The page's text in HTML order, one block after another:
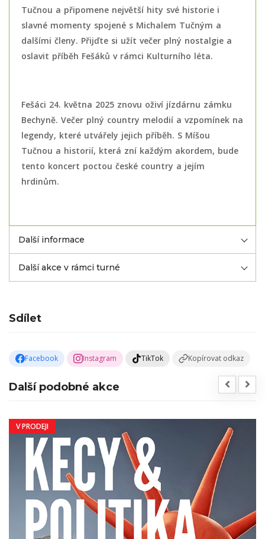
Tučnou a připomene největší hity své historie i
slavné momenty spojené s Michalem Tučným a
dalšími členy. Přijďte si užít večer plný nostalgie a
oslavit příběh Fešáků v rámci Kulturního léta.
Fešáci 24. května 2025 znovu oživí jízdárnu zámku
Bechyně. Večer plný country melodií a vzpomínek na
legendy, které utvářely jejich příběh. S Míšou
Tučnou a historií, která zní každým akordem, bude
tento koncert poctou české country a jejím
hrdinům.
Další informace
Další akce v rámci turné
Sdílet
Facebook Instagram TikTok Kopírovat odkaz
Další podobné akce
V PRODEJI